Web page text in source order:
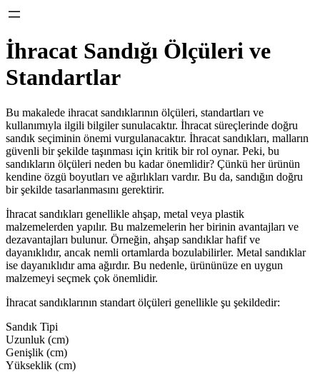
İhracat Sandığı Ölçüleri ve
Standartlar
Bu makalede ihracat sandıklarının ölçüleri, standartları ve
kullanımıyla ilgili bilgiler sunulacaktır. İhracat süreçlerinde doğru
sandık seçiminin önemi vurgulanacaktır. İhracat sandıkları, malların
güvenli bir şekilde taşınması için kritik bir rol oynar. Peki, bu
sandıkların ölçüleri neden bu kadar önemlidir? Çünkü her ürünün
kendine özgü boyutları ve ağırlıkları vardır. Bu da, sandığın doğru
bir şekilde tasarlanmasını gerektirir.
İhracat sandıkları genellikle ahşap, metal veya plastik
malzemelerden yapılır. Bu malzemelerin her birinin avantajları ve
dezavantajları bulunur. Örneğin, ahşap sandıklar hafif ve
dayanıklıdır, ancak nemli ortamlarda bozulabilirler. Metal sandıklar
ise dayanıklıdır ama ağırdır. Bu nedenle, ürününüze en uygun
malzemeyi seçmek çok önemlidir.
İhracat sandıklarının standart ölçüleri genellikle şu şekildedir:
Sandık Tipi
Uzunluk (cm)
Genişlik (cm)
Yükseklik (cm)